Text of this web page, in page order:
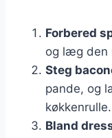
Forbered
og læg den
Steg
pande, og
køkkenrulle.
Bland